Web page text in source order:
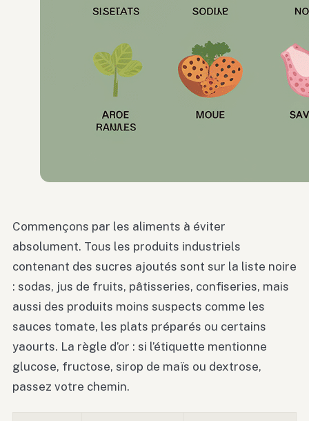
Commençons par les aliments à éviter
absolument. Tous les produits industriels
contenant des sucres ajoutés sont sur la liste noire
: sodas, jus de fruits, pâtisseries, confiseries, mais
aussi des produits moins suspects comme les
sauces tomate, les plats préparés ou certains
yaourts. La règle d’or : si l’étiquette mentionne
glucose, fructose, sirop de maïs ou dextrose,
passez votre chemin.